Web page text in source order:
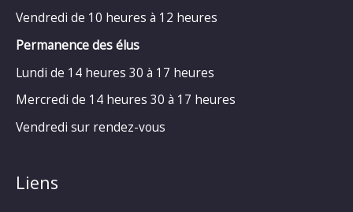
Vendredi de 10 heures à 12 heures
Permanence des élus
Lundi de 14 heures 30 à 17 heures
Mercredi de 14 heures 30 à 17 heures
Vendredi sur rendez-vous
Liens